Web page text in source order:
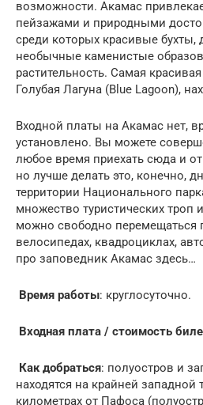
возможности. Акамас
пейзажами и природными
среди которых красивые
необычные каменистые
растительность. Самая
Голубая Лагуна (Blue Lagoon),
Входной платы на Акамас нет,
установлено. Вы можете
любое время приехать сюда и
но лучше делать это, конечно,
территории Национального
множество туристических троп
можно свободно перемещаться
велосипедах, квадроциклах,
про заповедник Акамас здесь…
Время работы: круглосуточно.
Входная плата / стоимость
Как добраться: полуостров и
находятся на крайней западной
километрах от Пафоса